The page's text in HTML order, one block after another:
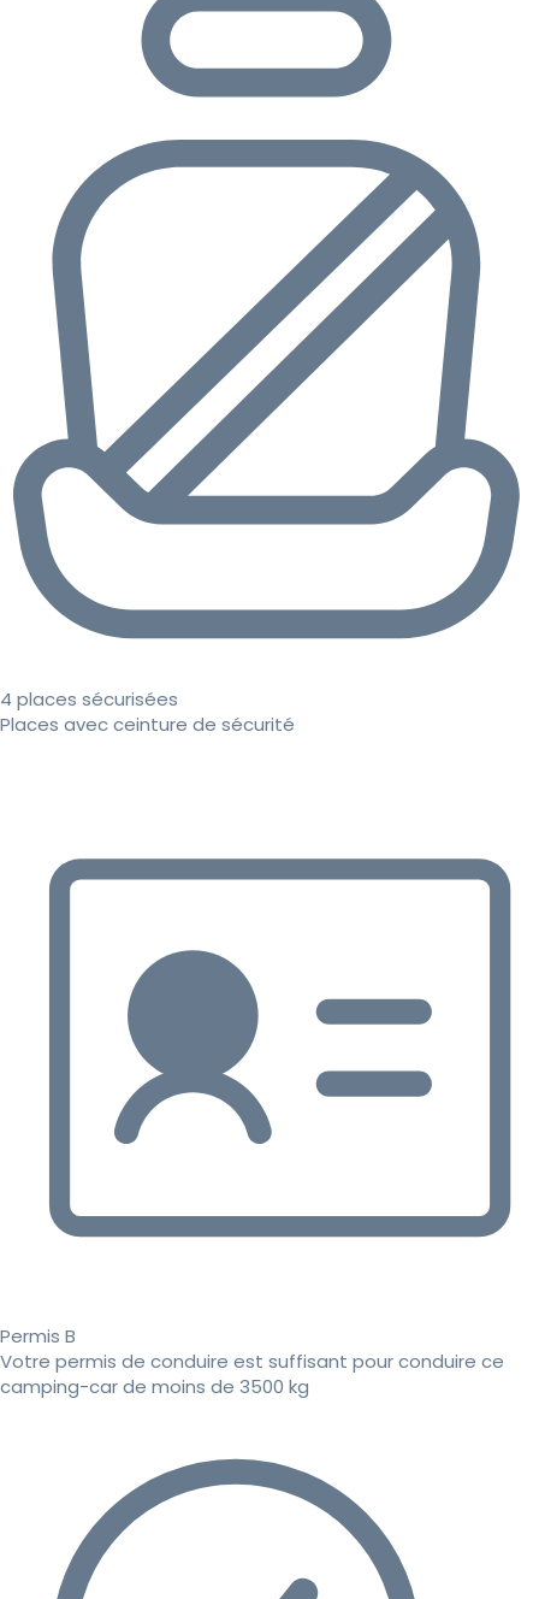
4 places sécurisées
Places avec ceinture de sécurité
Permis B
Votre permis de conduire est suffisant pour conduire ce
camping-car de moins de 3500 kg